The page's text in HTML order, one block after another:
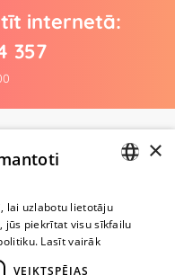
internetā:
357
DĀVANU!
RUSSIAN
×
lai uzlabotu lietotāju
jūs piekrītat visu sīkfailu
Lasīt vairāk
VEIKTSPĒJAS